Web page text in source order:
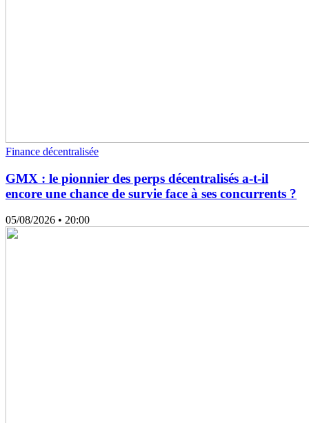
Finance décentralisée
GMX : le pionnier des perps décentralisés a-t-il
encore une chance de survie face à ses concurrents ?
05/08/2026 • 20:00